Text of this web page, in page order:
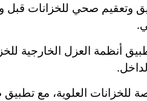
وتعقيم صحي للخزانات قبل
أنظمة العزل الخارجية
العلوية، مع